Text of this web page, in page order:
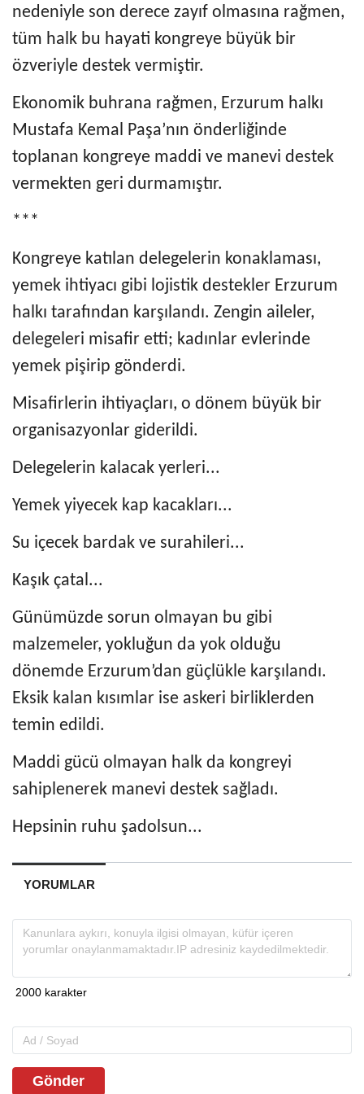
nedeniyle son derece zayıf olmasına rağmen,
tüm halk bu hayati kongreye büyük bir
özveriyle destek vermiştir.
Ekonomik buhrana rağmen, Erzurum halkı
Mustafa Kemal Paşa’nın önderliğinde
toplanan kongreye maddi ve manevi destek
vermekten geri durmamıştır.
***
Kongreye katılan delegelerin konaklaması,
yemek ihtiyacı gibi lojistik destekler Erzurum
halkı tarafından karşılandı. Zengin aileler,
delegeleri misafir etti; kadınlar evlerinde
yemek pişirip gönderdi.
Misafirlerin ihtiyaçları, o dönem büyük bir
organisazyonlar giderildi.
Delegelerin kalacak yerleri...
Yemek yiyecek kap kacakları...
Su içecek bardak ve surahileri...
Kaşık çatal...
Günümüzde sorun olmayan bu gibi
malzemeler, yokluğun da yok olduğu
dönemde Erzurum’dan güçlükle karşılandı.
Eksik kalan kısımlar ise askeri birliklerden
temin edildi.
Maddi gücü olmayan halk da kongreyi
sahiplenerek manevi destek sağladı.
Hepsinin ruhu şadolsun...
YORUMLAR
Gönder